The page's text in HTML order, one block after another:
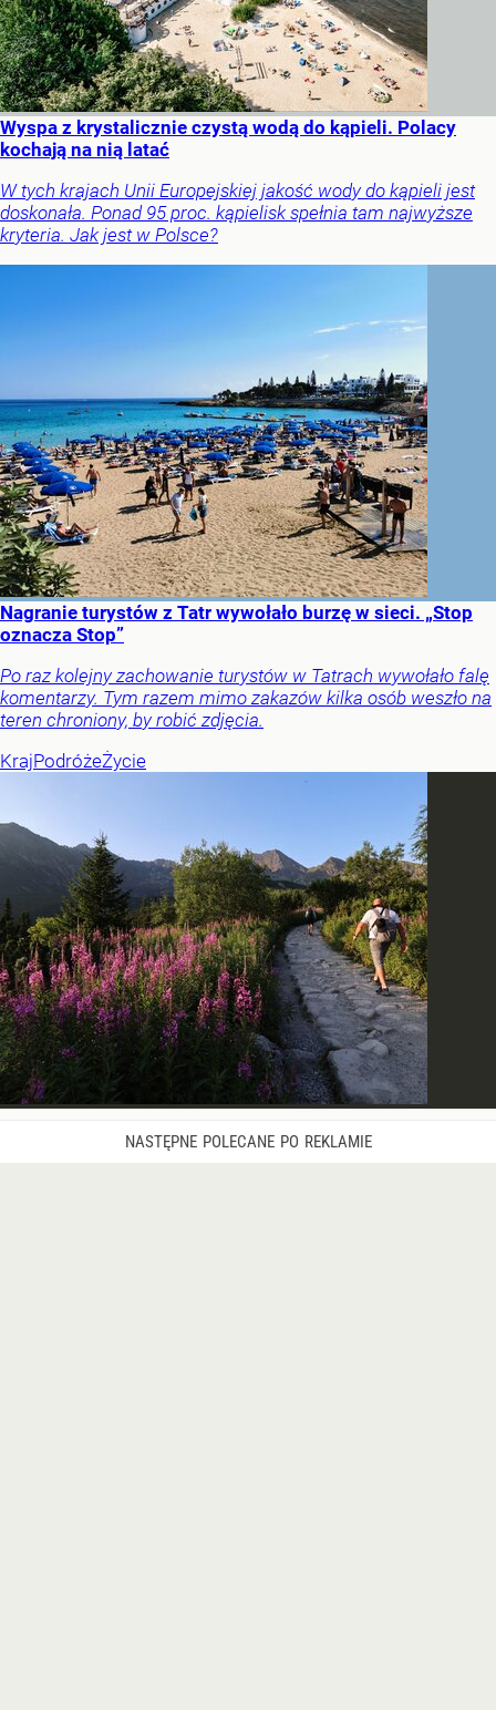
Wyspa z krystalicznie czystą wodą do kąpieli. Polacy
kochają na nią latać
W tych krajach Unii Europejskiej jakość wody do kąpieli jest
doskonała. Ponad 95 proc. kąpielisk spełnia tam najwyższe
kryteria. Jak jest w Polsce?
Nagranie turystów z Tatr wywołało burzę w sieci. „Stop
oznacza Stop”
Po raz kolejny zachowanie turystów w Tatrach wywołało falę
komentarzy. Tym razem mimo zakazów kilka osób weszło na
teren chroniony, by robić zdjęcia.
KrajPodróżeŻycie